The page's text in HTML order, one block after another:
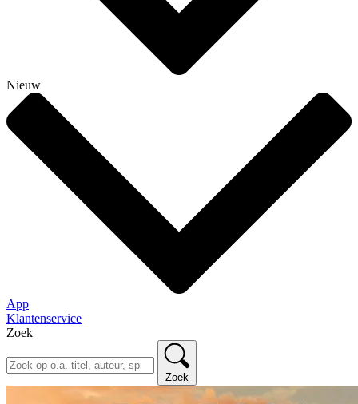
Nieuw
App
Klantenservice
Zoek
Zoek